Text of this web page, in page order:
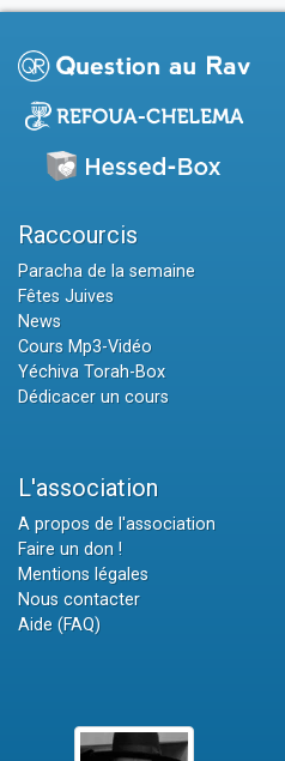
Raccourcis
Paracha de la semaine
Fêtes Juives
News
Cours Mp3-Vidéo
Yéchiva Torah-Box
Dédicacer un cours
L'association
A propos de l'association
Faire un don !
Mentions légales
Nous contacter
Aide (FAQ)